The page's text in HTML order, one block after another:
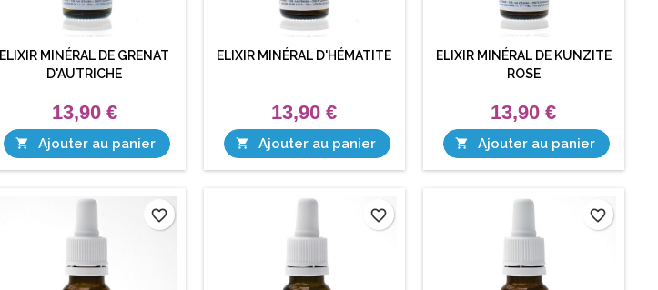
ELIXIR MINÉRAL DE GRENAT
D'AUTRICHE
13,90 €
 Ajouter au panier
ELIXIR MINÉRAL D'HÉMATITE
13,90 €
 Ajouter au panier
ELIXIR MINÉRAL DE KUNZITE
ROSE
13,90 €
 Ajouter au panier
favorite_border favorite_border favorite_border